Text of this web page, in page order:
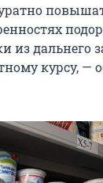
из дальнего
курсу, —